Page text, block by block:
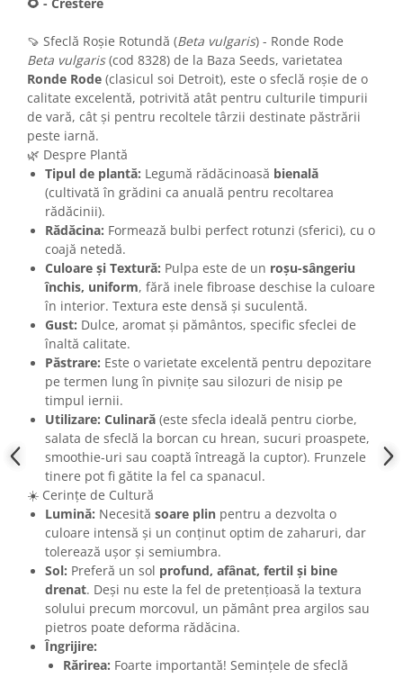
🌻 - Crestere
🍠 Sfeclă Roșie Rotundă (Beta vulgaris) - Ronde Rode
Beta vulgaris(cod 8328) de la Baza Seeds, varietatea
Ronde Rode (clasicul soi Detroit), este o sfeclă roșie de o
calitate excelentă, potrivită atât pentru culturile timpurii
de vară, cât și pentru recoltele târzii destinate păstrării
peste iarnă.
🌿 Despre Plantă
Tipul de plantă: Legumă rădăcinoasă bienală
(cultivată în grădini ca anuală pentru recoltarea
rădăcinii).
Rădăcina: Formează bulbi perfect rotunzi (sferici), cu o
coajă netedă.
Culoare și Textură: Pulpa este de un roșu-sângeriu
închis, uniform, fără inele fibroase deschise la culoare
în interior. Textura este densă și suculentă.
Gust: Dulce, aromat și pământos, specific sfeclei de
înaltă calitate.
Păstrare: Este o varietate excelentă pentru depozitare
pe termen lung în pivnițe sau silozuri de nisip pe
timpul iernii.
Utilizare: Culinară (este sfecla ideală pentru ciorbe,
salata de sfeclă la borcan cu hrean, sucuri proaspete,
smoothie-uri sau coaptă întreagă la cuptor). Frunzele
tinere pot fi gătite la fel ca spanacul.
☀️ Cerințe de Cultură
Lumină: Necesită soare plin pentru a dezvolta o
culoare intensă și un conținut optim de zaharuri, dar
tolerează ușor și semiumbra.
Sol: Preferă un sol profund, afânat, fertil și bine
drenat. Deși nu este la fel de pretențioasă la textura
solului precum morcovul, un pământ prea argilos sau
pietros poate deforma rădăcina.
Îngrijire:
Rărirea: Foarte importantă! Semințele de sfeclă